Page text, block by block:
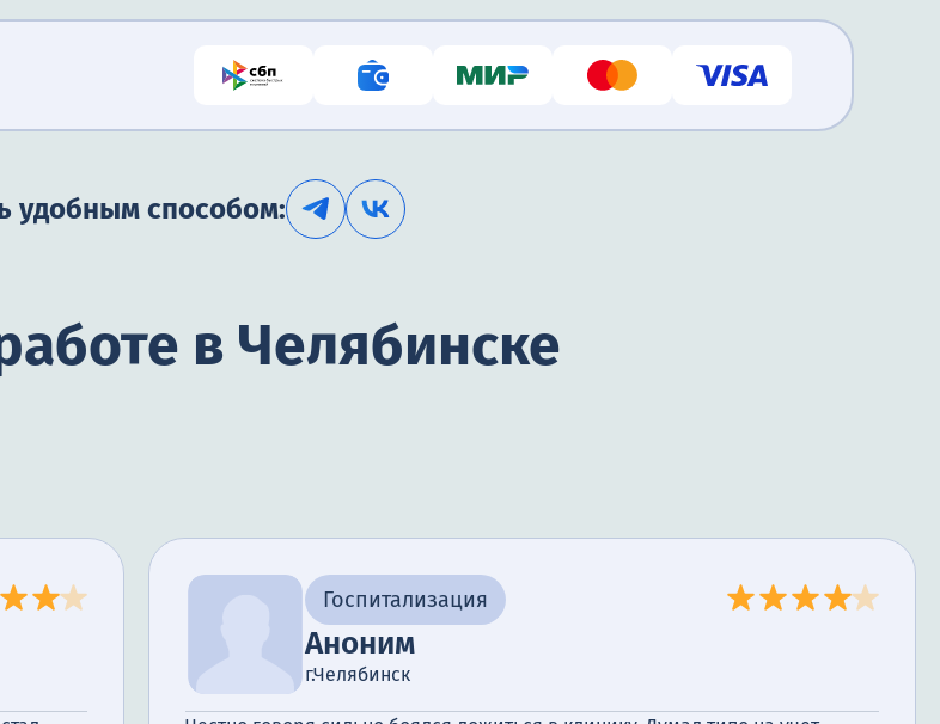
удобным способом:
в Челябинске
Госпитализация
Аноним
г.Челябинск